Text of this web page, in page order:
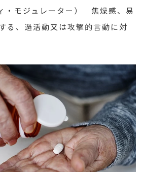
・モジュレーター） 焦燥感、易
る、過活動又は攻撃的言動に対